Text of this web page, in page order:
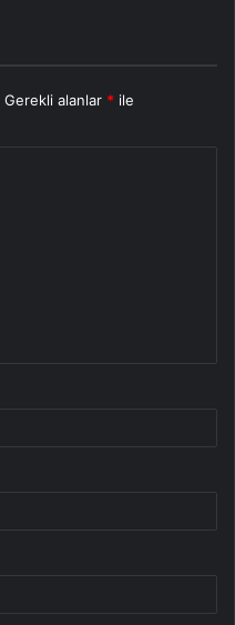
Gerekli alanlar * ile